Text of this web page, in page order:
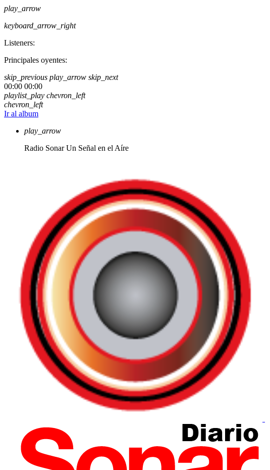
play_arrow
keyboard_arrow_right
Listeners:
Principales oyentes:
skip_previous play_arrow skip_next
00:00 00:00
playlist_play chevron_left
chevron_left
Ir al album
play_arrow
Radio Sonar Un Señal en el Aíre